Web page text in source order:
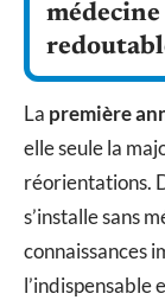
La première
elle seule la
réorientations.
s’installe sans
connaissances
l’indispensable